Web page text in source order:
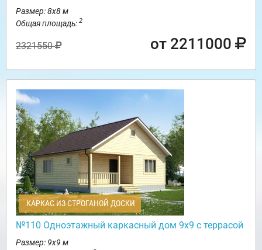
Размер: 8х8 м
Общая площадь: 2
2321550 от 2211000
КАРКАС ИЗ СТРОГАНОЙ ДОСКИ
№110 Одноэтажный каркасный дом 9х9 с террасой
Размер: 9х9 м